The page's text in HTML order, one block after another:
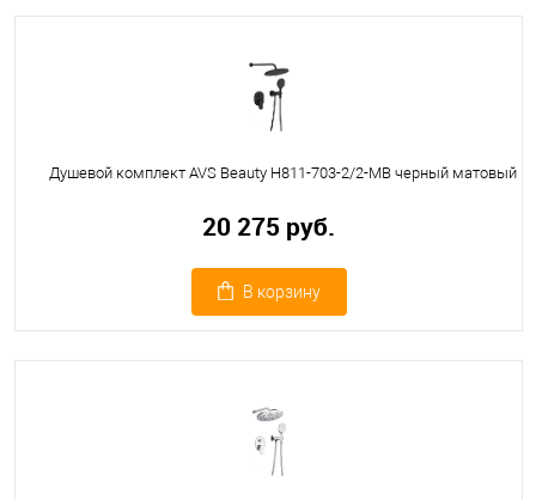
Душевой комплект AVS Beauty Н811-703-2/2-MB черный матовый
20 275 руб.
В корзину